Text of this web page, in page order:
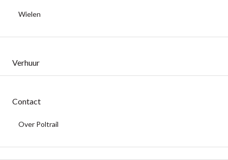
Wielen
Verhuur
Contact
Over Poltrail